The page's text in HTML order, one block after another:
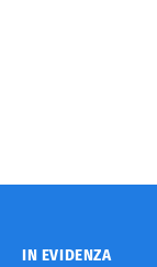
IN EVIDENZA